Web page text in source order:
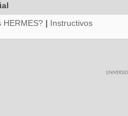
HERMES? | Instructivos